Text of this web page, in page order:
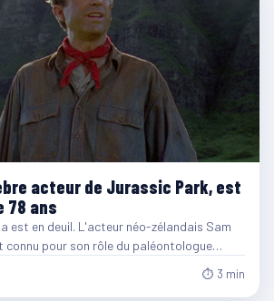
acteur de Jurassic Park, est
78 ans
est en deuil. L'acteur néo-zélandais Sam
connu pour son rôle du paléontologue…
⏱ 3 min